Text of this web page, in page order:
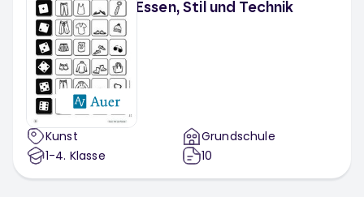
Essen, Stil und Technik
Kunst
1-4. Klasse
Grundschule
10